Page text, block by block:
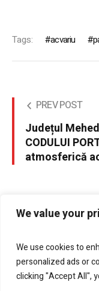
We value your
We use cookies to
personalized ads or
clicking "Accept All",
Tags: acvariu
PREV POST
Județul
CODULUI
atmosferică
De la 1 iulie,